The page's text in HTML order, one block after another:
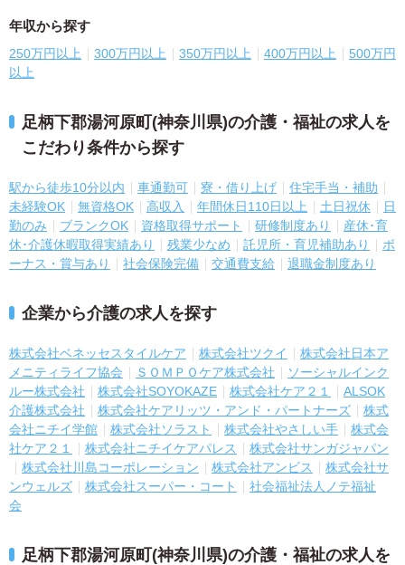
年収から探す
250万円以上 300万円以上 350万円以上 400万円以上
500万円
以上
足柄下郡湯河原町(神奈川県)の介護・福祉の求人を
こだわり条件から探す
駅から徒歩10分以内 車通勤可 寮・借り上げ
住宅手当・補助
未経験OK
無資格OK 高収入 年間休日110日以上 土日祝休
日
勤のみ
ブランクOK 資格取得サポート 研修制度あり
産休･育
休･介護休暇取得実績あり
残業少なめ 託児所・育児補助あり
ボ
ーナス・賞与あり
社会保険完備 交通費支給 退職金制度あり
企業から介護の求人を探す
株式会社ベネッセスタイルケア 株式会社ツクイ
株式会社日本ア
メニティライフ協会
ＳＯＭＰＯケア株式会社
ソーシャルインク
ルー株式会社
株式会社SOYOKAZE 株式会社ケア２１
ALSOK
介護株式会社
株式会社ケアリッツ・アンド・パートナーズ
株式
会社ニチイ学館
株式会社ソラスト 株式会社やさしい手
株式会
社ケア２１
株式会社ニチイケアパレス
株式会社サンガジャパン
株式会社川島コーポレーション
株式会社アンビス
株式会社サ
ンウェルズ
株式会社スーパー・コート
社会福祉法人ノテ福祉
会
足柄下郡湯河原町(神奈川県)の介護・福祉の求人を